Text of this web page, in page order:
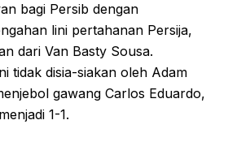
bagi Persib dengan
lini pertahanan Persija,
dari Van Basty Sousa.
tidak disia-siakan oleh Adam
gawang Carlos Eduardo,
1-1.